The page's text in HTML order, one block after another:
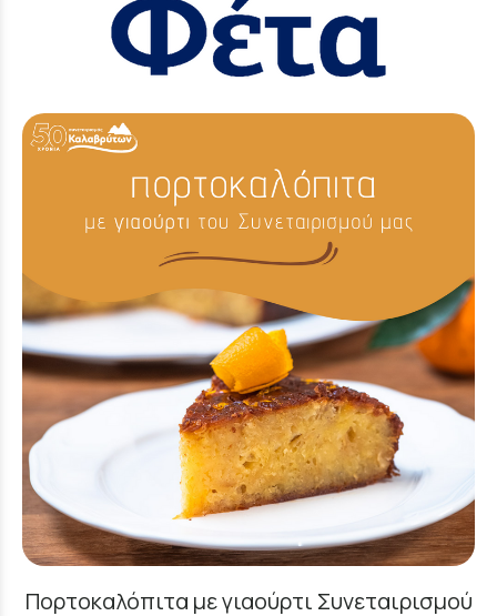
Πορτοκαλόπιτα με γιαούρτι Συνεταιρισμού